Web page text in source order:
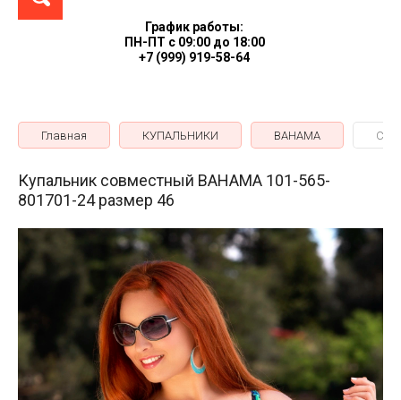
График работы:
ПН-ПТ с 09:00 до 18:00
+7 (999) 919-58-64
Главная КУПАЛЬНИКИ BAHAMA
Купальник совместный BAHAMA 101-565-
801701-24 размер 46